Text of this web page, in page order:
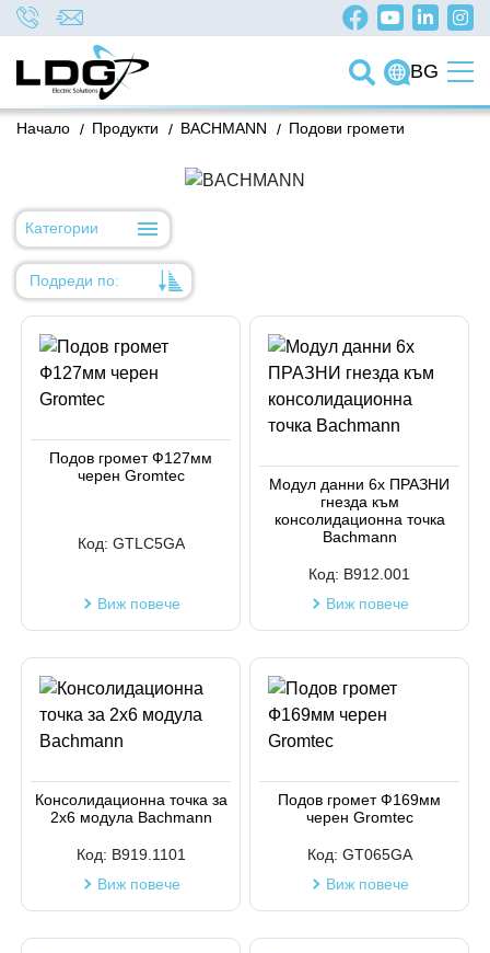
BG
/
Начало /
Продукти /
BACHMANN Подови громети
Категории
Подреди по:
Име
Име
Код на артикул
Код на артикул
Подов громет Ф127мм
черен Gromtec
Код: GTLC5GA
Виж повече
Модул данни 6x ПРАЗНИ
гнезда към
консолидационна точка
Bachmann
Код: B912.001
Виж повече
Консолидационна точка за
2х6 модула Bachmann
Код: B919.1101
Виж повече
Подов громет Ф169мм
черен Gromtec
Код: GT065GA
Виж повече